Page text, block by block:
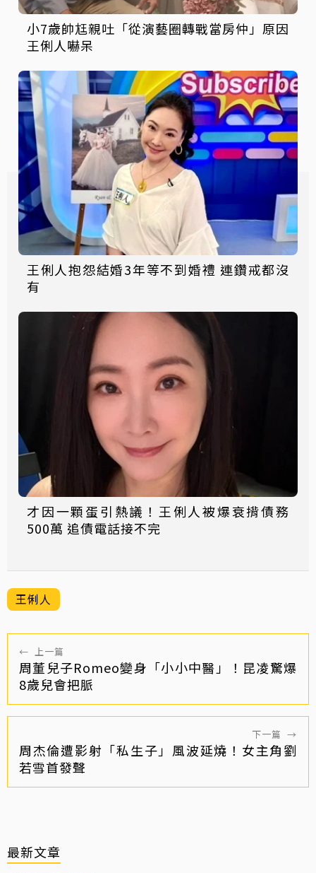
小7歲帥尪親吐「從演藝圈轉戰當房仲」原因
王俐人嚇呆
王俐人抱怨結婚3年等不到婚禮 連鑽戒都沒
有
才因一顆蛋引熱議！王俐人被爆衰揹債務
500萬 追債電話接不完
王俐人
← 上一篇
周董兒子Romeo變身「小小中醫」！昆凌驚爆
8歲兒會把脈
下一篇 →
周杰倫遭影射「私生子」風波延燒！女主角劉
若雪首發聲
最新文章